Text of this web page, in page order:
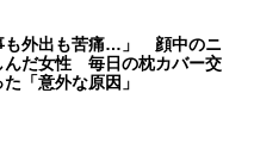
も外出も苦痛…」 顔中のニ
んだ女性 毎日の枕カバー交
「意外な原因」